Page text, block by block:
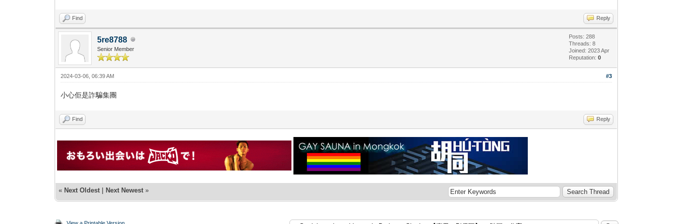
Find Reply
5re8788
Senior Member
Posts: 288
Threads: 8
Joined: 2023 Apr
Reputation:0
#3
2024-03-06, 06:39 AM
小心佢是詐騙集團
Find Reply
« Next Oldest | Next Newest »